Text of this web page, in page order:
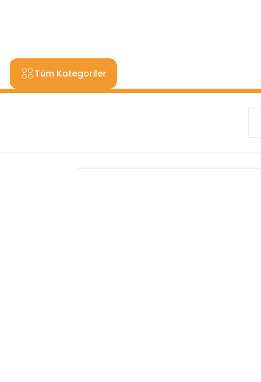
Tüm Kategoriler